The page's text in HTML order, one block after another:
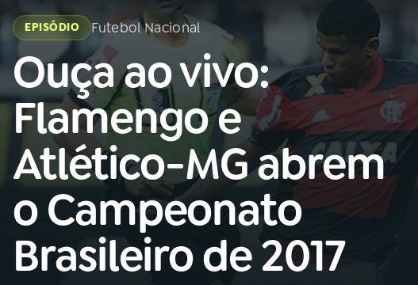
Buscar
na
Rádio
Nacional
Buscar
AO VIVO
01 INÍCIO
02 A RÁDIO
03PROGRAMAÇÃO
na
Rádio
Nacional
EPISÓDIO Futebol Nacional
Ouça ao vivo:
Flamengo e
Atlético-MG abrem
o Campeonato
Brasileiro de 2017